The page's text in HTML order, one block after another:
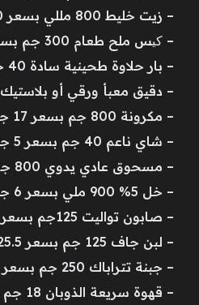
– زيت خليط 800 مللي بسعر 30 جنيهًا.
– کیس ملح طعام 300 جم بسعر 1.25 جنيه.
– بار حلاوة طحينية سادة 40 جم بسعر 3 جنيهات.
– دقيق معبأ ورقي أو بلاستيك 1 كجم بسعر 18 جنيهًا.
– مكرونة 800 جم بسعر 17 جنيهًا.
– شاي ناعم 40 جم بسعر 5 جنيهات.
– مسحوق عادي يدوي 800 جم بسعر 16 جنيهًا.
– خل 5% 900 ملي بسعر 6 جنيهات.
– صابون تواليت 125جم بسعر 7.50 جنيه.
– لبن جاف 125 جم بسعر 25.5 جنيه.
– جبنة تتراباك 250 جم بسعر 7.50 جنيه.
– قهوة سريعة الذوبان 18 جم بسعر 4 جنيهات.